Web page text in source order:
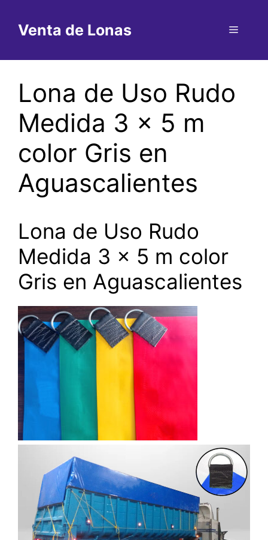
contenido
Venta de Lonas Menú
Lona de Uso Rudo
Medida 3 x 5 m
color Gris en
Aguascalientes
Lona de Uso Rudo
Medida 3 x 5 m color
Gris en Aguascalientes